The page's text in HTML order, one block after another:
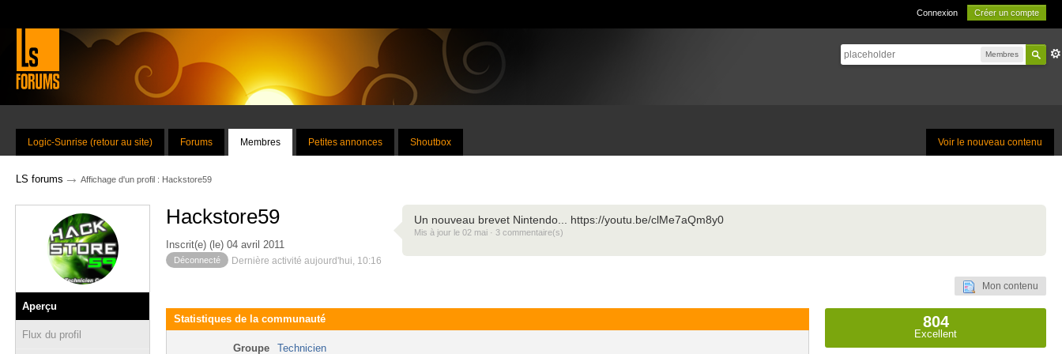
Connexion Créer un compte
Membres
Voir le nouveau contenu
Logic-Sunrise (retour au site) Forums Membres Petites annonces Shoutbox
LS forums → Affichage d'un profil : Hackstore59
Aperçu
Flux du profil
Hackstore59
Inscrit(e) (le) 04 avril 2011
Déconnecté Dernière activité aujourd'hui, 10:16
Un nouveau brevet Nintendo... https://youtu.be/clMe7aQm8y0
Mis à jour le 02 mai · 3 commentaire(s)
Mon contenu
Statistiques de la communauté
Groupe
Technicien
804
Excellent